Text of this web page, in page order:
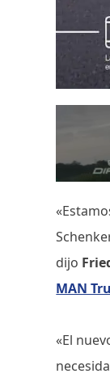
dijo
MAN
«El